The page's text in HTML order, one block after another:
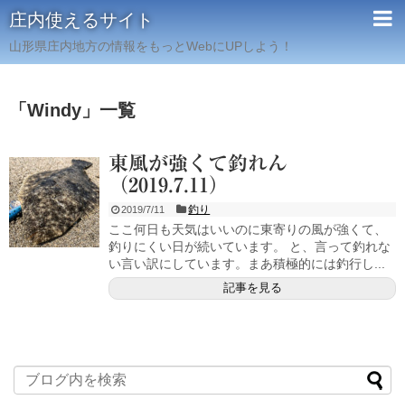
庄内使えるサイト
山形県庄内地方の情報をもっとWebにUPしよう！
「 Windy 」 一覧
東風が強くて釣れん
（2019.7.11）
2019/7/11 釣り
ここ何日も天気はいいのに東寄りの風が強くて、
釣りにくい日が続いています。 と、言って釣れな
い言い訳にしています。まあ積極的には釣行し...
記事を見る